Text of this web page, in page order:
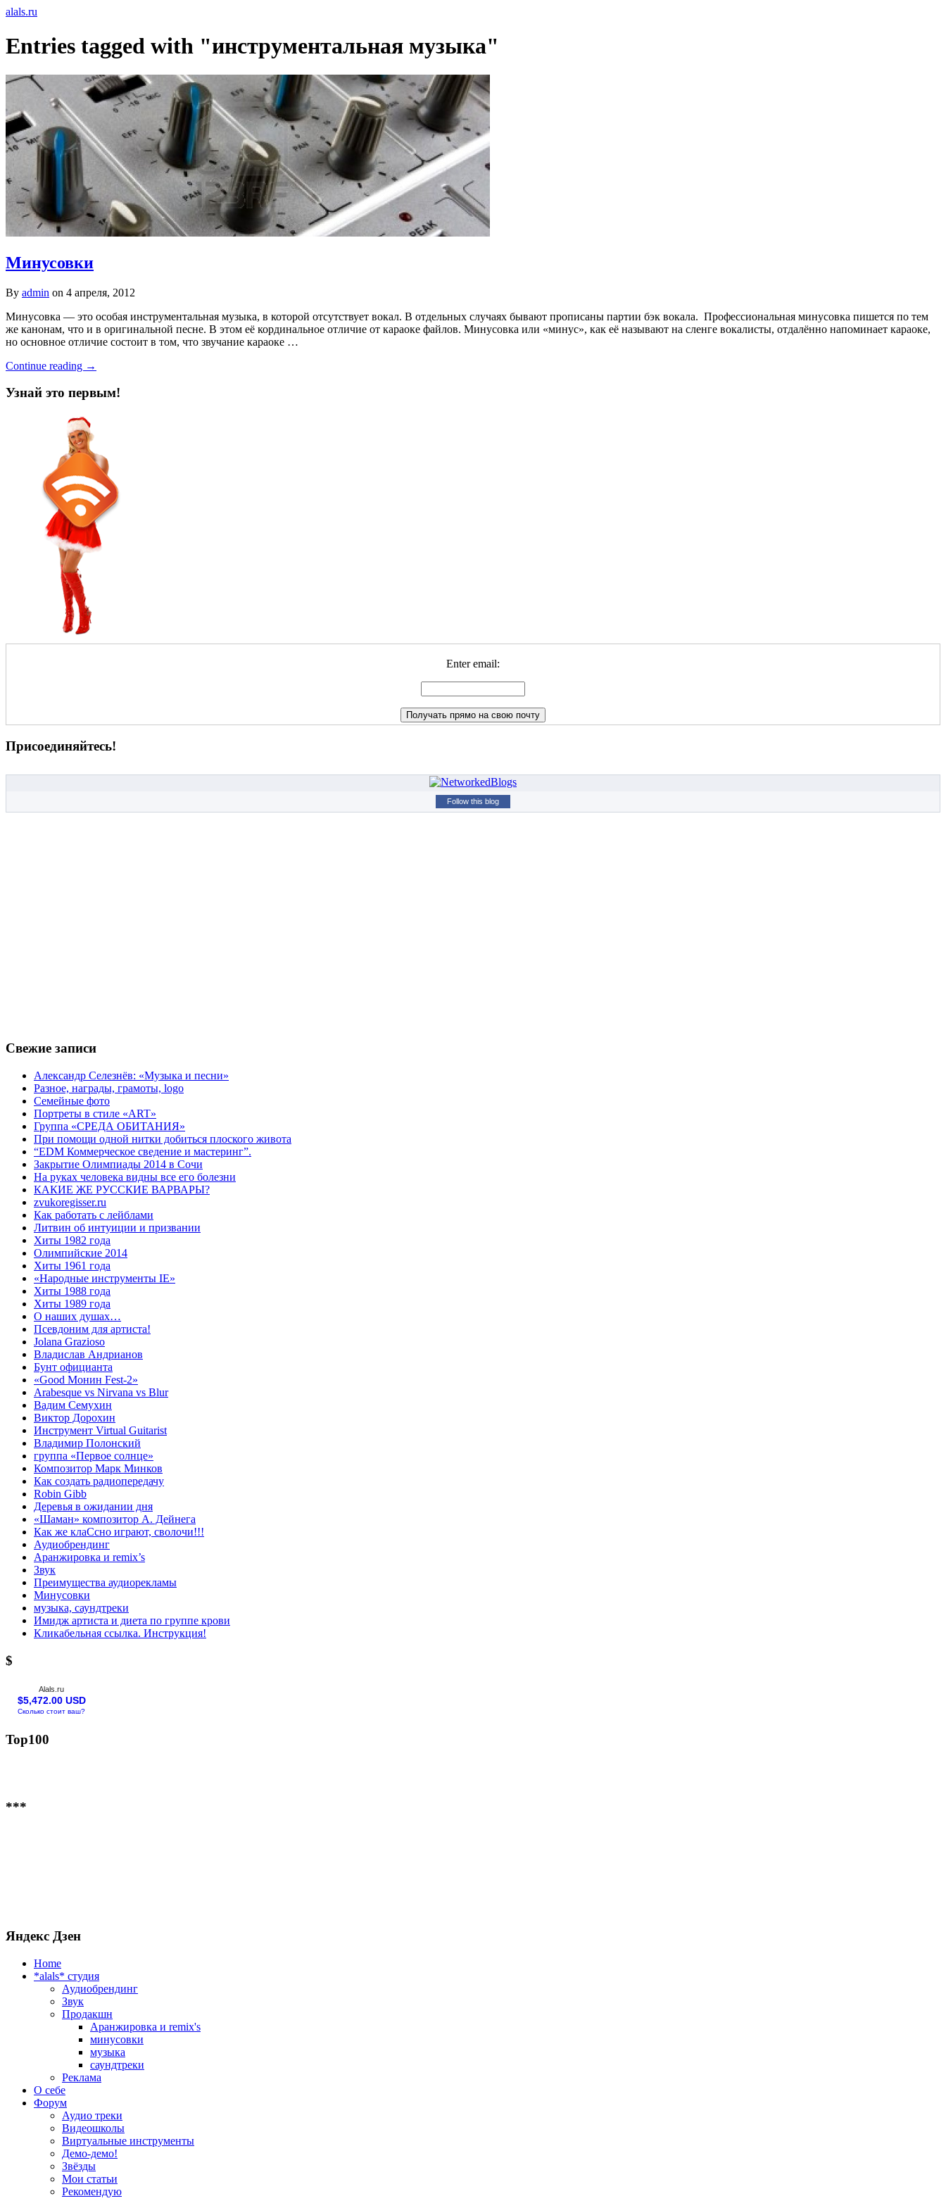
alals.ru
Entries tagged with "инструментальная музыка"
Минусовки
By admin on 4 апреля, 2012
Минусовка — это особая инструментальная музыка, в которой отсутствует вокал. В отдельных случаях бывают прописаны партии бэк вокала. Профессиональная минусовка пишется по тем
же канонам, что и в оригинальной песне. В этом её кординальное отличие от караоке файлов. Минусовка или «минус», как её называют на сленге вокалисты, отдалённо напоминает караоке,
но основное отличие состоит в том, что звучание караоке …
Continue reading →
Узнай это первым!
Enter email:
Присоединяйтесь!
Follow this blog
Свежие записи
Александр Селезнёв: «Музыка и песни»
Разное, награды, грамоты, logo
Семейные фото
Портреты в стиле «ART»
Группа «СРЕДА ОБИТАНИЯ»
При помощи одной нитки добиться плоского живота
“EDM Коммерческое сведение и мастеринг”.
Закрытие Олимпиады 2014 в Сочи
На руках человека видны все его болезни
КАКИЕ ЖЕ РУССКИЕ ВАРВАРЫ?
zvukoregisser.ru
Как работать с лейблами
Литвин об интуиции и призвании
Хиты 1982 года
Олимпийские 2014
Хиты 1961 года
«Народные инструменты IE»
Хиты 1988 года
Хиты 1989 года
О наших душах…
Псевдоним для артиста!
Jolana Grazioso
Владислав Андрианов
Бунт официанта
«Good Монин Fest-2»
Arabesque vs Nirvana vs Blur
Вадим Семухин
Виктор Дорохин
Инструмент Virtual Guitarist
Владимир Полонский
группа «Первое солнце»
Композитор Марк Минков
Как создать радиопередачу
Robin Gibb
Деревья в ожидании дня
«Шаман» композитор А. Дейнега
Как же клаСсно играют, сволочи!!!
Аудиобрендинг
Аранжировка и remix’s
Звук
Преимущества аудиорекламы
Минусовки
музыка, саундтреки
Имидж артиста и диета по группе крови
Кликабельная ссылка. Инструкция!
$
Alals.ru
$5,472.00 USD
Сколько стоит ваш?
Top100
***
Яндекс Дзен
Home
*alals* cтудия
Аудиобрендинг
Звук
Продакшн
Аранжировка и remix's
минусовки
музыка
саундтреки
Реклама
О себе
Форум
Аудио треки
Видеошколы
Виртуальные инструменты
Демо-демо!
Звёзды
Мои статьи
Рекомендую